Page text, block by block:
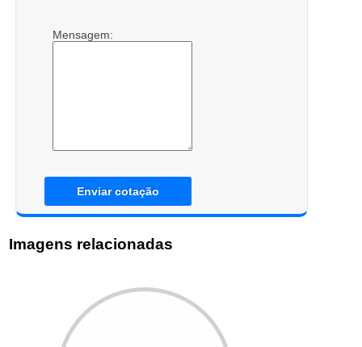
Mensagem:
Enviar cotação
Imagens relacionadas